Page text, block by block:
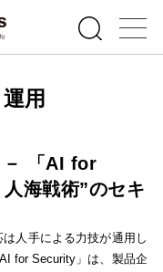
用
－ 「AI for
海戦術”のセキ
人手による力技が通用し
for Security」は、製品企